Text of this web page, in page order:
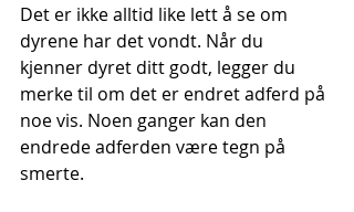
Det er ikke alltid like lett å se om
dyrene har det vondt. Når du
kjenner dyret ditt godt, legger du
merke til om det er endret adferd på
noe vis. Noen ganger kan den
endrede adferden være tegn på
smerte.